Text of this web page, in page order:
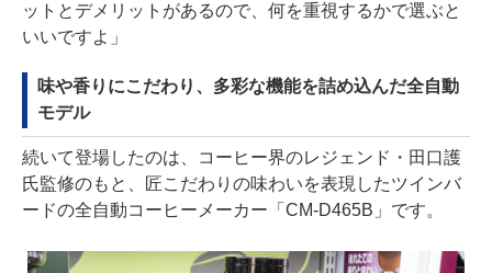
ットとデメリットがあるので、何を重視するかで選ぶと
いいですよ」
味や香りにこだわり、多彩な機能を詰め込んだ全自動
モデル
続いて登場したのは、コーヒー界のレジェンド・田口護
氏監修のもと、匠こだわりの味わいを表現したツインバ
ードの全自動コーヒーメーカー「CM-D465B」です。